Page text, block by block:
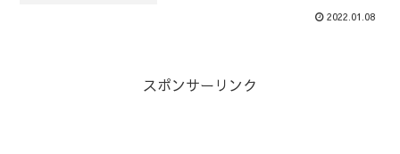
2022.01.08
スポンサーリンク